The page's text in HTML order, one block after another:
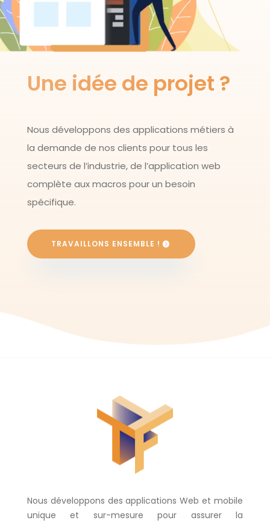
Une idée de projet ?
Nous développons des applications métiers à
la demande de nos clients pour tous les
secteurs de l’industrie, de l’application web
complète aux macros pour un besoin
spécifique.
TRAVAILLONS ENSEMBLE !
Nous développons des applications Web et mobile
unique et sur-mesure pour assurer la